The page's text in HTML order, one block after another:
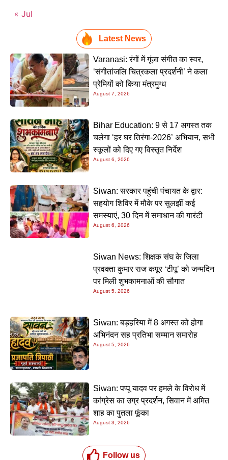
« Jul
Latest News
Varanasi: रंगों में गूंजा संगीत का स्वर,
‘संगीतांजलि चित्रकला प्रदर्शनी’ ने कला
प्रेमियों को किया मंत्रमुग्ध
August 7, 2026
Bihar Education: 9 से 17 अगस्त तक
चलेगा ‘हर घर तिरंगा-2026’ अभियान, सभी
स्कूलों को दिए गए विस्तृत निर्देश
August 6, 2026
Siwan: सरकार पहुंची पंचायत के द्वार:
सहयोग शिविर में मौके पर सुलझीं कई
समस्याएं, 30 दिन में समाधान की गारंटी
August 6, 2026
Siwan News: शिक्षक संघ के जिला
प्रवक्ता कुमार राज कपूर ‘टीपू’ को जन्मदिन
पर मिली शुभकामनाओं की सौगात
August 5, 2026
Siwan: बड़हरिया में 8 अगस्त को होगा
अभिनंदन सह प्रतिभा सम्मान समारोह
August 5, 2026
Siwan: पप्पू यादव पर हमले के विरोध में
कांग्रेस का उग्र प्रदर्शन, सिवान में अमित
शाह का पुतला फूंका
August 3, 2026
Follow us